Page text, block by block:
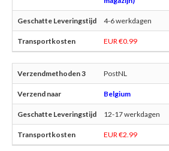
4-6 werkdagen
EUR €0.99
PostNL
Belgium
12-17 werkdagen
EUR €2.99